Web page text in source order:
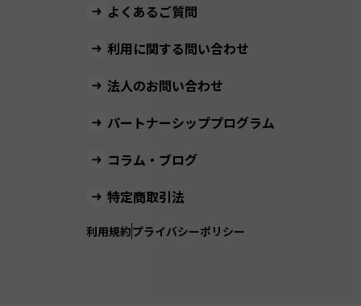
よくあるご質問
利用に関する問い合わせ
法人のお問い合わせ
パートナーシッププログラム
コラム・ブログ
特定商取引法
利用規約プライバシーポリシー